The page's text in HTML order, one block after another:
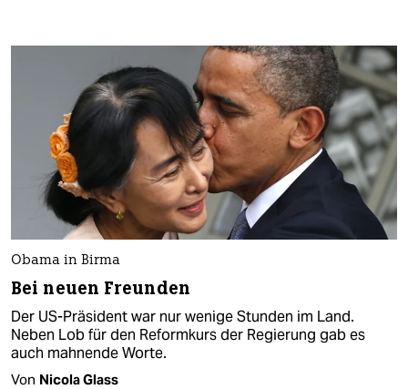
Obama in Birma
Bei neuen Freunden
Der US-Präsident war nur wenige Stunden im Land.
Neben Lob für den Reformkurs der Regierung gab es
auch mahnende Worte.
Von Nicola Glass